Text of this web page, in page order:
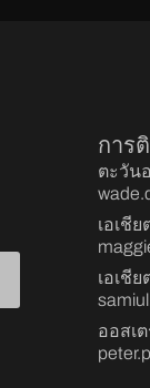
การ
ตะวัน
เอเชี
เอเชี
ออสเต